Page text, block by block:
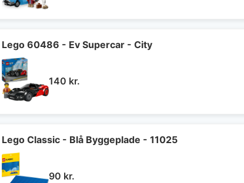
Lego 60486 - Ev Supercar - City
140 kr.
Lego Classic - Blå Byggeplade - 11025
90 kr.